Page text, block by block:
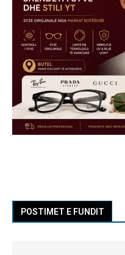
POSTIMET E FUNDIT